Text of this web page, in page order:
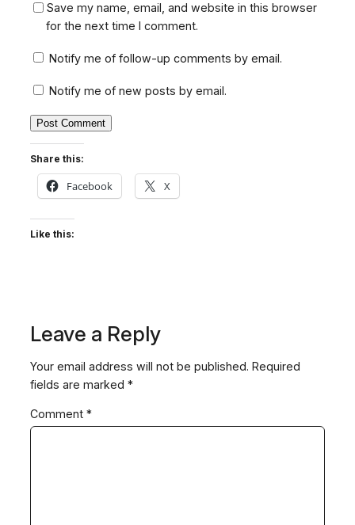
Save my name, email, and website in this browser
for the next time I comment.
Notify me of follow-up comments by email.
Notify me of new posts by email.
Share this:
Facebook X
Like this:
Leave a Reply
Your email address will not be published. Required
fields are marked *
Comment *